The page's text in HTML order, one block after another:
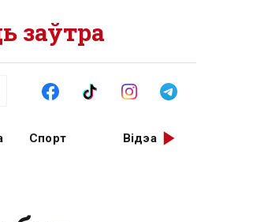
заўтра
Спорт Відэа